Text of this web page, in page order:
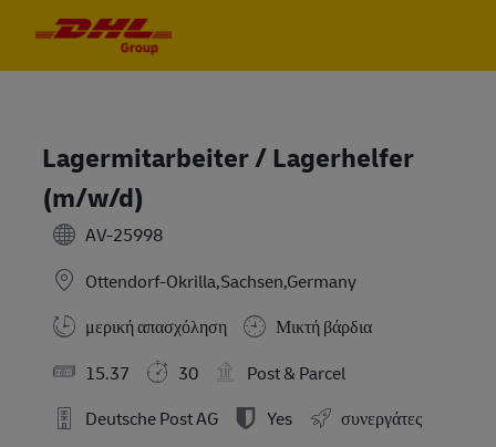
Lagermitarbeiter / Lagerhelfer
(m/w/d)
AV-25998
Ottendorf-Okrilla,Sachsen,Germany
μερική απασχόληση
Μικτή βάρδια
15.37
30
Post & Parcel
Deutsche Post AG
Yes
συνεργάτες